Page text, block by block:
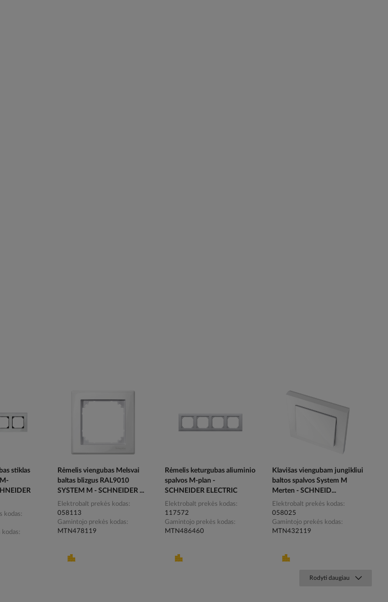
stiklas
kodas
kodas
Rėmelis viengubas Melsvai
baltas blizgus RAL9010
SYSTEM M - SCHNEIDER ...
Elektrobalt prekės kodas
058113
Gamintojo prekės kodas
MTN478119
Rėmelis keturgubas aliuminio
spalvos M-plan -
SCHNEIDER ELECTRIC
Elektrobalt prekės kodas
117572
Gamintojo prekės kodas
MTN486460
Klavišas viengubam jungikliui
baltos spalvos System M
Merten - SCHNEID...
Elektrobalt prekės kodas
058025
Gamintojo prekės kodas
MTN432119
Rodyti daugiau